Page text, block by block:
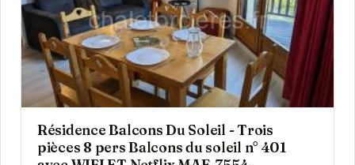
Résidence Balcons Du Soleil - Trois
pièces 8 pers Balcons du soleil n° 401